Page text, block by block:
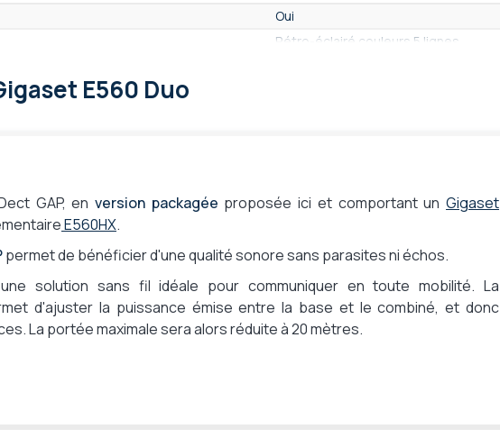
Oui
Rétro-éclairé couleurs 5 lignes
Oui
Non
Non
E560 Duo
GAP, en version packagée proposée ici et comportant unGigaset
E560HX.
permet de bénéficier d'une qualité sonore sans parasites ni échos.
solution sans fil idéale pour communiquer en toute mobilité. La
d'ajuster la puissance émise entre la base et le combiné, et donc
La portée maximale sera alors réduite à 20 mètres.